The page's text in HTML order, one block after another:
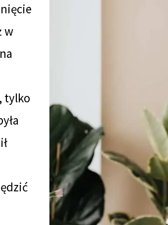
w
, tylko